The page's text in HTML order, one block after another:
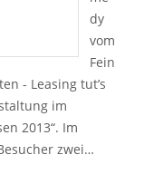
dy
vom
Fein
- Leasing tut’s
im
2013“. Im
zwei…